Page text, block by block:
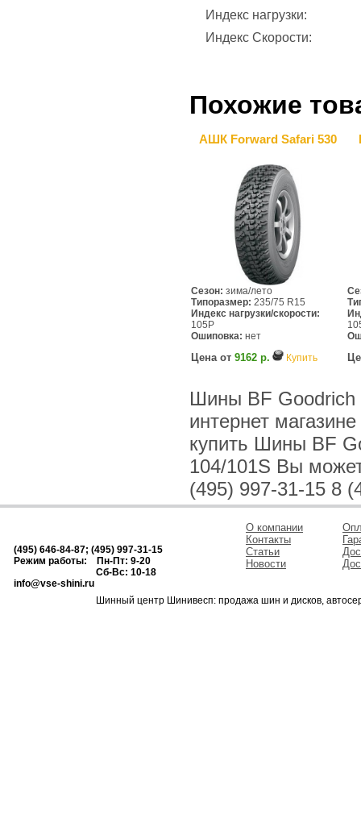
Индекс нагрузки:
Индекс Скорости:
Похожие
АШК Forward Safari 530
Сезон: зима/лето
Типоразмер: 235/75 R15
Индекс нагрузки/скорости:
105P
Ошиповка: нет
Цена от 9162 р. Купить
Шины BF Goodrich
интернет
купить Шины BF
104/101S Вы
(495) 997-31-15 8
(495) 646-84-87; (495) 997-31-15
Режим работы: Пн-Пт: 9-20
Сб-Вс: 10-18
info@vse-shini.ru
О компании
Контакты
Статьи
Новости
Шинный центр Шинивесп: продажа шин и дисков,